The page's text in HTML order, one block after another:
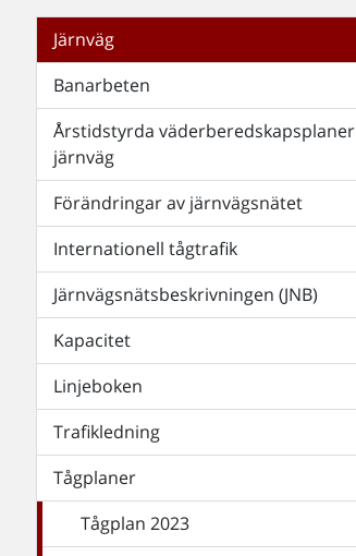
Järnväg
Banarbeten
Årstidstyrda väderberedskapsplaner
järnväg
Förändringar av järnvägsnätet
Internationell tågtrafik
Järnvägsnätsbeskrivningen (JNB)
Kapacitet
Linjeboken
Trafikledning
Tågplaner
Tågplan 2023